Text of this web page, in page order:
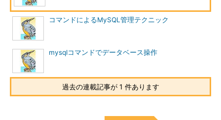
コマンドによるMySQL管理テクニック
mysqlコマンドでデータベース操作
過去の連載記事が 1 件あります